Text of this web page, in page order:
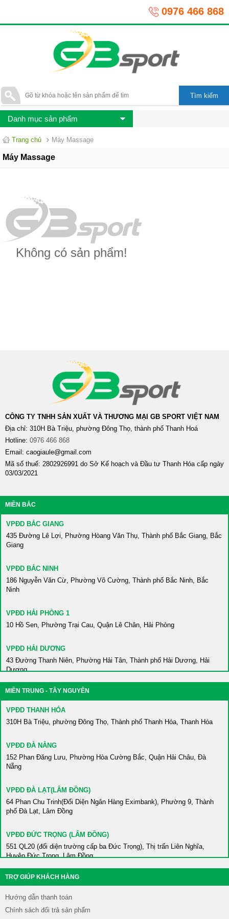
0976 466 868
Danh mục sản phẩm
Trang chủ Máy Massage
Máy Massage
Không có sản phẩm!
CÔNG TY TNHH SẢN XUẤT VÀ THƯƠNG MẠI GB SPORT VIỆT NAM
Địa chỉ: 310H Bà Triệu, phường Đông Thọ, thành phố Thanh Hoá
Hotline: 0976 466 868​
Email: caogiaule@gmail.com
Mã số thuế: 2802926991 do Sở Kế hoạch và Đầu tư Thanh Hóa cấp ngày
03/03/2021
MIỀN BẮC
VPĐD BẮC GIANG
435 Đường Lê Lợi, Phường Hòang Văn Thụ, Thành phố Bắc Giang, Bắc
Giang
VPĐD BẮC NINH
186 Nguyễn Văn Cừ, Phường Võ Cường, Thành phố Bắc Ninh, Bắc
Ninh
VPĐD HẢI PHÒNG 1
10 Hồ Sen, Phường Trại Cau, Quận Lê Chân, Hải Phòng
VPĐD HẢI DƯƠNG
43 Đường Thanh Niên, Phường Hải Tân, Thành phố Hải Dương, Hải
Dương
VPĐD HÀ NAM
86 Châu Cầu, Phường Minh Khai, Thành phố Phủ Lý, Hà Nam
Số 2 Võ Nguyên Giáp, Tổ 1, Phường Sông Cầu, Thành phố Bắc Kạn,
Bắc Kạn
420 An Dương Vương, Phường Thái Bình, Thành phố Hòa Bình, Hòa
Bình
Gần Trường ĐH Sư Phạm Kỹ Thuật Hưng Yên, Xã Dân Tiến, Huyện
Khoái Châu, Hưng Yên
447 Trường Chinh, Phường Thống Nhất, Thành phố Nam Định, Nam
VPĐD NINH BÌNH
MIỀN TRUNG - TÂY NGUYÊN
VPĐD THANH HÓA
310H Bà Triệu, phường Đông Thọ, Thành phố Thanh Hóa, Thanh Hóa
VPĐD ĐÀ NẴNG
152 Phan Đăng Lưu, Phường Hòa Cường Bắc, Quận Hải Châu, Đà
Nẵng
VPĐD ĐÀ LẠT(LÂM ĐỒNG)
64 Phan Chu Trinh(Đối Diện Ngân Hàng Eximbank), Phường 9, Thành
phố Đà Lạt, Lâm Đồng
VPĐD ĐỨC TRỌNG (LÂM ĐỒNG)
551 QL20 (đối diện trường cấp ba Đức Trọng), Thị trấn Liên Nghĩa,
Huyện Đức Trọng, Lâm Đồng
VPĐD ĐĂK LĂK
Lắk
TRỢ GIÚP KHÁCH HÀNG
Hướng dẫn thanh toán
Chính sách đổi trả sản phẩm